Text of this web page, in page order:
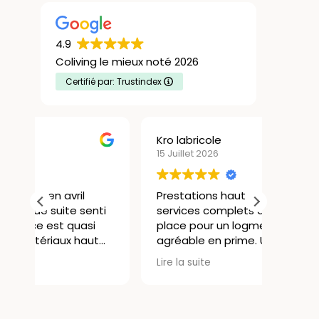
4.9
Coliving le mieux noté 2026
Certifié par: Trustindex
Kro labricole
Prestations haut de gamme,
services complets avec tout sur
place pour un logment très
agréable en prime. Un accueil
personnalisé, bref pour un
étudiant ou un jeune actif en